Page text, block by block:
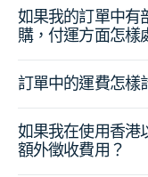
如果我的訂單中有
購，付運方面怎樣
訂單中的運費怎樣
如果我在使用香港
額外徵收費用？